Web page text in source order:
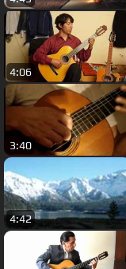
4:06
3:40
4:42